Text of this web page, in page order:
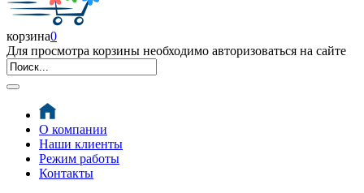
корзина0
Для просмотра корзины необходимо авторизоваться на сайте
О компании
Наши клиенты
Режим работы
Контакты